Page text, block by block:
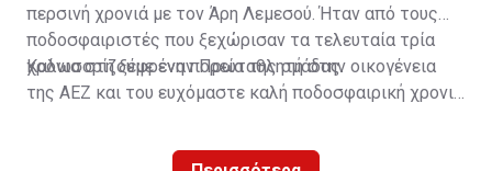
περσινή χρονιά με τον Άρη Λεμεσού. Ήταν από τους
ποδοσφαιριστές που ξεχώρισαν τα τελευταία τρία
χρόνια στη ξέφρενη πορεία της ομάδας.
Καλωσορίζουμε έναν Πρωταθλητή στην οικογένεια
της ΑΕΖ και του ευχόμαστε καλή ποδοσφαιρική χρονιά